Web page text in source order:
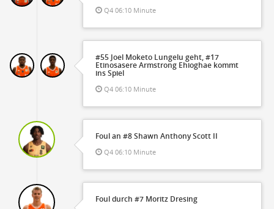
Q4 06:10 Minute
#55 Joel Moketo Lungelu geht, #17
Etinosasere Armstrong Ehioghae kommt
ins Spiel
Q4 06:10 Minute
Foul an #8 Shawn Anthony Scott II
Q4 06:10 Minute
Foul durch #7 Moritz Dresing